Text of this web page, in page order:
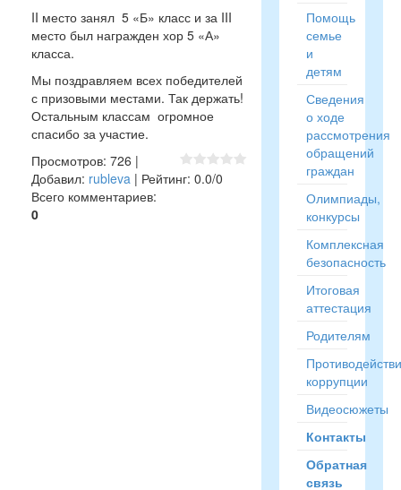
II место занял 5 «Б» класс и за III
место был награжден хор 5 «А»
класса.
Мы поздравляем всех победителей
с призовыми местами. Так держать!
Остальным классам огромное
спасибо за участие.
Просмотров: 726 |
Добавил: rubleva | Рейтинг: 0.0/0
Всего комментариев:
0
Помощь
семье
и
детям
Сведения
о ходе
рассмотрения
обращений
граждан
Олимпиады,
конкурсы
Комплексная
безопасность
Итоговая
аттестация
Родителям
коррупции
Видеосюжеты
Контакты
Обратная
связь